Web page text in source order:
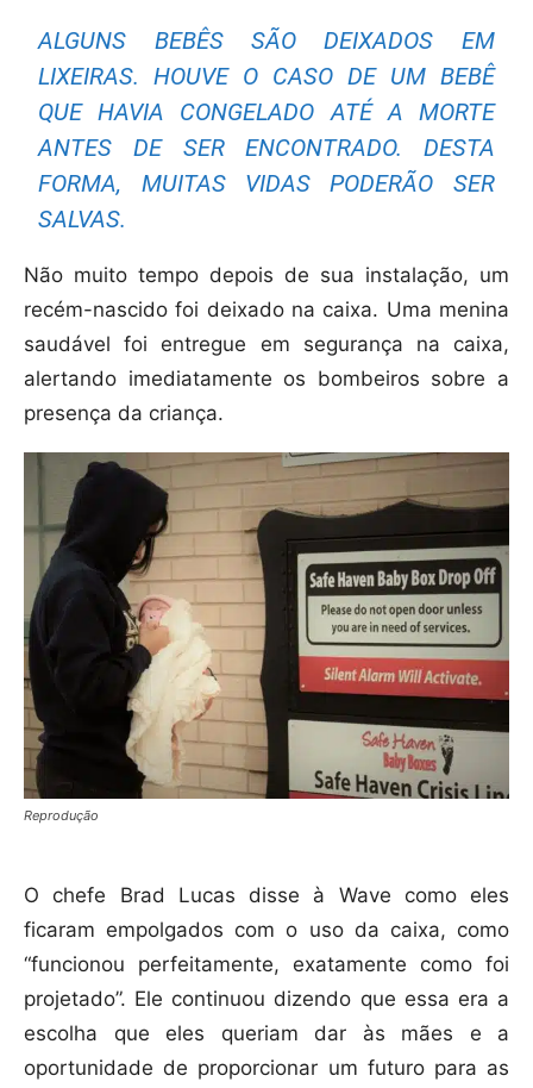
ALGUNS BEBÊS SÃO DEIXADOS EM
LIXEIRAS. HOUVE O CASO DE UM BEBÊ
QUE HAVIA CONGELADO ATÉ A MORTE
ANTES DE SER ENCONTRADO. DESTA
FORMA, MUITAS VIDAS PODERÃO SER
SALVAS.
Não muito tempo depois de sua instalação, um
recém-nascido foi deixado na caixa. Uma menina
saudável foi entregue em segurança na caixa,
alertando imediatamente os bombeiros sobre a
presença da criança.
Reprodução
O chefe Brad Lucas disse à Wave como eles
ficaram empolgados com o uso da caixa, como
“funcionou perfeitamente, exatamente como foi
projetado”. Ele continuou dizendo que essa era a
escolha que eles queriam dar às mães e a
oportunidade de proporcionar um futuro para as